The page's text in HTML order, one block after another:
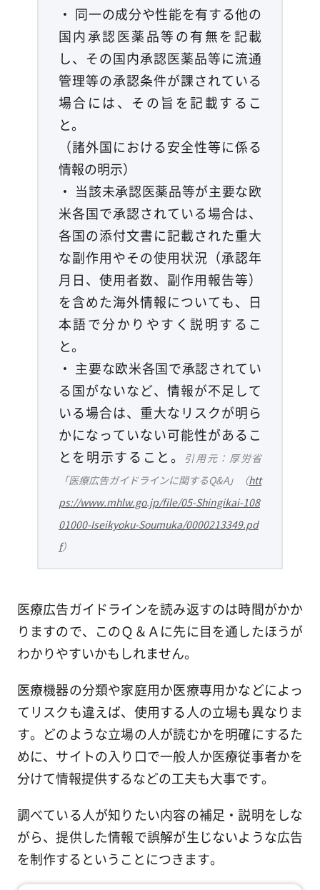
・ 同一の成分や性能を有する他の
国内承認医薬品等の有無を記載
し、その国内承認医薬品等に流通
管理等の承認条件が課されている
場合には、その旨を記載するこ
と。
（諸外国における安全性等に係る
情報の明示）
・ 当該未承認医薬品等が主要な欧
米各国で承認されている場合は、
各国の添付文書に記載された重大
な副作用やその使用状況（承認年
月日、使用者数、副作用報告等）
を含めた海外情報についても、日
本語で分かりやすく説明するこ
と。
・ 主要な欧米各国で承認されてい
る国がないなど、情報が不足して
いる場合は、重大なリスクが明ら
かになっていない可能性があるこ
とを明示すること。
引用元：厚労省
「医療広告ガイドラインに関するQ&A」（htt
ps://www.mhlw.go.jp/file/05-Shingikai-108
01000-Iseikyoku-Soumuka/0000213349.pd
f）
医療広告ガイドラインを読み返すのは時間がかか
りますので、このＱ＆Ａに先に目を通したほうが
わかりやすいかもしれません。
医療機器の分類や家庭用か医療専用かなどによっ
てリスクも違えば、使用する人の立場も異なりま
す。どのような立場の人が読むかを明確にするた
めに、サイトの入り口で一般人か医療従事者かを
分けて情報提供するなどの工夫も大事です。
調べている人が知りたい内容の補足・説明をしな
がら、提供した情報で誤解が生じないような広告
を制作するということにつきます。